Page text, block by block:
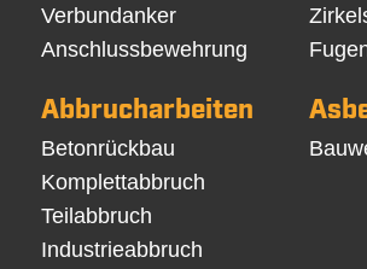
Verbundanker
Anschlussbewehrung
Abbrucharbeiten
Navigation
überspringen
Betonrückbau
Komplettabbruch
Teilabbruch
Industrieabbruch